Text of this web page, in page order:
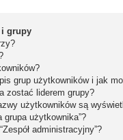
i grupy
grup użytkowników i jak
zostać liderem grupy?
użytkowników są
grupa użytkownika”?
administracyjny”?